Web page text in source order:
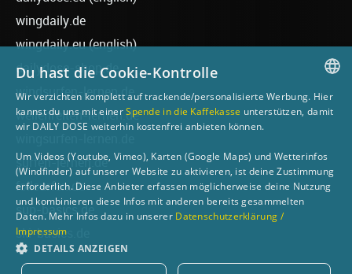
wingdaily.de
wingdaily.eu(english)
dailydose-shop.de
windsurfen-lernen.de
wellenreiten-lernen.de
surfen-lernen.de
foilsurfen.de
sup-basics.de
ski-basics.de
GERMAN
Du hast die Cookie-Kontrolle
Wir verzichten komplett auf trackende/personalisierte Werbung. Hier
kannst du uns mit einerSpende in die Kaffekasse unterstützen, damit
wir DAILY DOSE weiterhin kostenfrei anbieten können.
Um Videos (Youtube, Vimeo), Karten (Google Maps) und Wetterinfos
(Windfinder) auf unserer Website zu aktivieren, ist deine Zustimmung
erforderlich. Diese Anbieter erfassen möglicherweise deine Nutzung
und kombinieren diese Infos mit anderen bereits gesammelten
Daten. Mehr Infos dazu in unserer Datenschutzerklärung /
Impressum
DETAILS ANZEIGEN